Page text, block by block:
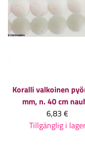
Koralli valkoinen
mm, n. 40 cm
6,83 €
Tillgänglig i